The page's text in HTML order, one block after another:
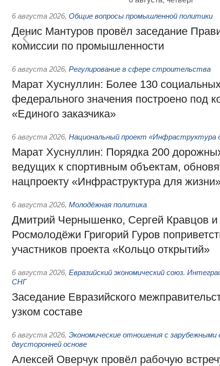
6 августа 2026, Общие вопросы промышленной политики
Денис Мантуров провёл заседание
комиссии по промышленности
6 августа 2026, Регулирование в сфере строительства
Марат Хуснуллин: Более 130
федерального значения построено под
«Единого заказчика»
6 августа 2026, Национальный проект «Инфраструктура
Марат Хуснуллин: Порядка 200
ведущих к спортивным объектам,
нацпроекту «Инфраструктура для
6 августа 2026, Молодёжная политика
Дмитрий Чернышенко, Сергей Кравцов и
Росмолодёжи Григорий Гуров
участников проекта «Кольцо открытий»
6 августа 2026, Евразийский экономический союз.
СНГ
Заседание Евразийского
узком составе
6 августа 2026, Экономические отношения с
двусторонней основе
Алексей Оверчук провёл рабочую